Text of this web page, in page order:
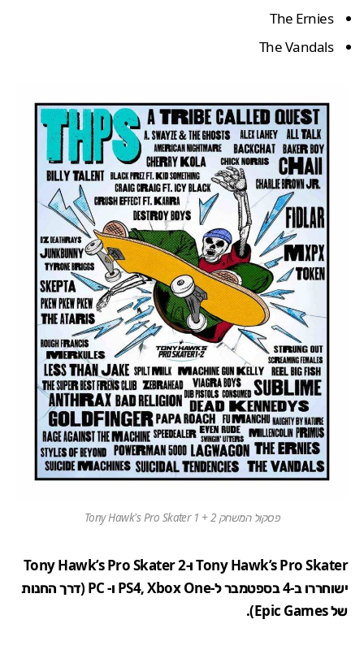
The Ernies
The Vandals
פסקול המשחק Tony Hawk's Pro Skater 1 + 2
Tony Hawk’s Pro Skater ו-Tony Hawk’s Pro Skater 2
ישוחררו ב-4 בספטמבר ל-
PS4,Xbox One ו-PC
(דרך החנות
של Epic Games
).